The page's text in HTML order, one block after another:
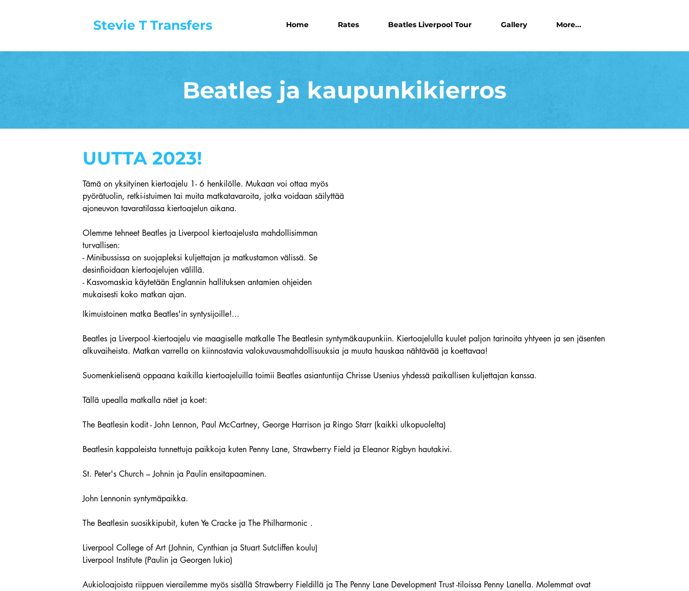
Stevie T Transfers Home Rates Beatles Liverpool Tour Gallery More...
Beatles ja kaupunkikierros
UUTTA 2023!
Tämä on yksityinen kiertoajelu 1- 6 henkilölle. Mukaan voi ottaa myös
pyörätuolin, retki-istuimen tai muita matkatavaroita, jotka voidaan säilyttää
ajoneuvon tavaratilassa kiertoajelun aikana.
Olemme tehneet Beatles ja Liverpool kiertoajelusta mahdollisimman
turvallisen:
- Minibussissa on suojapleksi kuljettajan ja matkustamon välissä. Se
desinfioidaan kiertoajelujen välillä.
- Kasvomaskia käytetään Englannin hallituksen antamien ohjeiden
mukaisesti koko matkan ajan.
Ikimuistoinen matka Beatles'in syntysijoille!...
Beatles ja Liverpool -kiertoajelu vie maagiselle matkalle The Beatlesin syntymäkaupunkiin. Kiertoajelulla kuulet paljon tarinoita yhtyeen ja sen jäsenten
alkuvaiheista. Matkan varrella on kiinnostavia valokuvausmahdollisuuksia ja muuta hauskaa nähtävää ja koettavaa!
Suomenkielisenä oppaana kaikilla kiertoajeluilla toimii Beatles asiantuntija Chrisse Usenius yhdessä paikallisen kuljettajan kanssa.
Tällä upealla matkalla näet ja koet:
The Beatlesin kodit - John Lennon, Paul McCartney, George Harrison ja Ringo Starr (kaikki ulkopuolelta)
Beatlesin kappaleista tunnettuja paikkoja kuten Penny Lane, Strawberry Field ja Eleanor Rigbyn hautakivi.
St. Peter's Church – Johnin ja Paulin ensitapaaminen.
John Lennonin syntymäpaikka.
The Beatlesin suosikkipubit, kuten Ye Cracke ja The Philharmonic .
Liverpool College of Art (Johnin, Cynthian ja Stuart Sutcliffen koulu)
Liverpool Institute (Paulin ja Georgen lukio)
Aukioloajoista riippuen vierailemme myös sisällä Strawberry Fieldillä ja The Penny Lane Development Trust -tiloissa Penny Lanella. Molemmat ovat